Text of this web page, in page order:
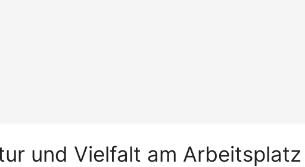
und Vielfalt am Arbeitsplatz